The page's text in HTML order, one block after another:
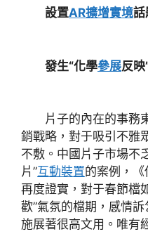
設置AR擴增實境話
發生“化學參展反映
片子的內在的事務東
銷戰略，對于吸引不雅
不敷。中國片子市場不
片”互動裝置的案例，
再度證實，對于春節檔
歡”氣氛的檔期，感情
施展著很高文用。唯有